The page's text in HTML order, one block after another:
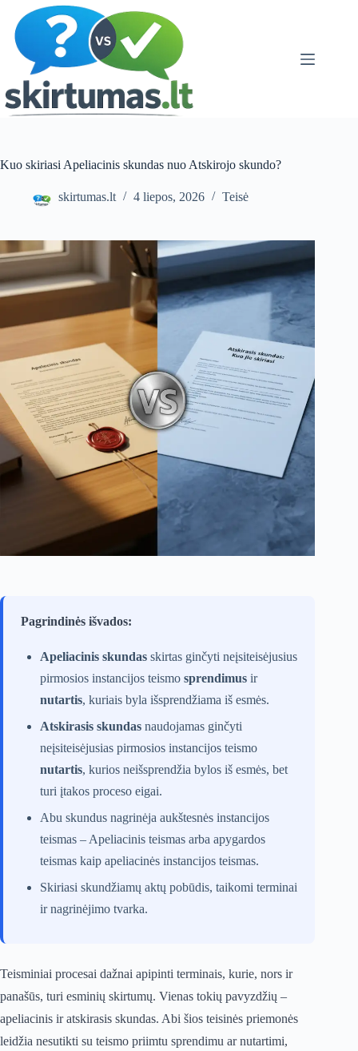
content
Kuo skiriasi Apeliacinis skundas nuo Atskirojo skundo?
skirtumas.lt 4 liepos, 2026 Teisė
Pagrindinės išvados:
Apeliacinis skundas skirtas ginčyti neįsiteisėjusius
pirmosios instancijos teismo sprendimus ir
nutartis, kuriais byla išsprendžiama iš esmės.
Atskirasis skundas naudojamas ginčyti
neįsiteisėjusias pirmosios instancijos teismo
nutartis, kurios neišsprendžia bylos iš esmės, bet
turi įtakos proceso eigai.
Abu skundus nagrinėja aukštesnės instancijos
teismas – Apeliacinis teismas arba apygardos
teismas kaip apeliacinės instancijos teismas.
Skiriasi skundžiamų aktų pobūdis, taikomi terminai
ir nagrinėjimo tvarka.
Teisminiai procesai dažnai apipinti terminais, kurie, nors ir
panašūs, turi esminių skirtumų. Vienas tokių pavyzdžių –
apeliacinis ir atskirasis skundas. Abi šios teisinės priemonės
leidžia nesutikti su teismo priimtu sprendimu ar nutartimi,